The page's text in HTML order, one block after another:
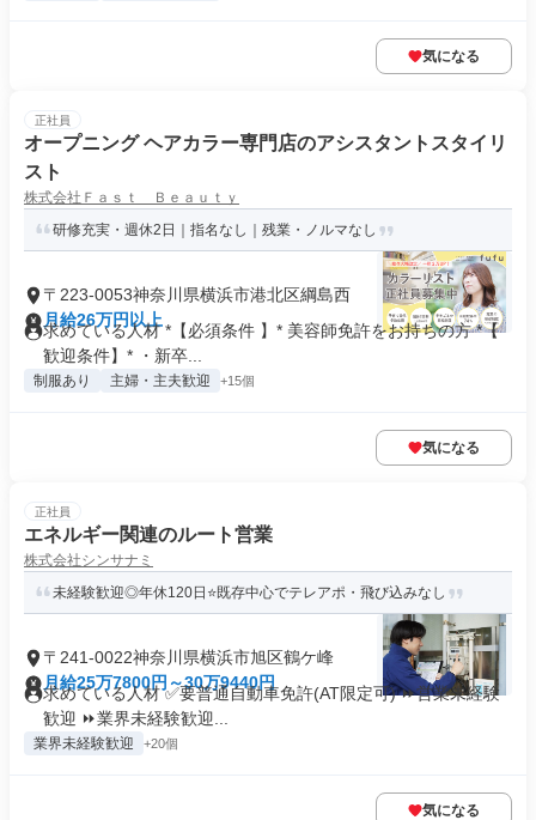
気になる
正社員
オープニング ヘアカラー専門店のアシスタントスタイリ
スト
株式会社Ｆａｓｔ Ｂｅａｕｔｙ
研修充実・週休2日｜指名なし｜残業・ノルマなし
〒223-0053神奈川県横浜市港北区綱島西
月給26万円以上
求めている人材 *【必須条件 】* 美容師免許をお持ちの方 *【
歓迎条件】* ・新卒...
制服あり 主婦・主夫歓迎 +15個
気になる
正社員
エネルギー関連のルート営業
株式会社シンサナミ
未経験歓迎◎年休120日⭐既存中心でテレアポ・飛び込みなし
〒241-0022神奈川県横浜市旭区鶴ケ峰
月給25万7800円～30万9440円
求めている人材 ✅要普通自動車免許(AT限定可) ⏩営業未経験
歓迎 ⏩業界未経験歓迎...
業界未経験歓迎 +20個
気になる